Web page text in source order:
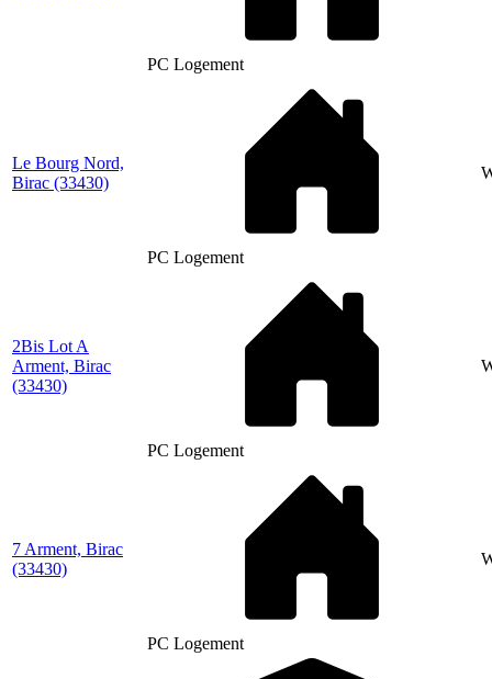
PC Logement
Le Bourg Nord,
Birac (33430)
PC Logement
2Bis Lot A
Arment, Birac
(33430)
PC Logement
7 Arment, Birac
(33430)
PC Logement